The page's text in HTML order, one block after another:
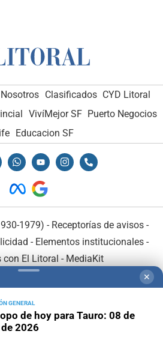
Clasificados CYD Litoral
VivíMejor SF Puerto Negocios
Educacion SF
1979) - Receptorías de avisos -
- Elementos institucionales-
El Litoral - MediaKit
✕
GENERAL
de hoy para Tauro: 08 de
2026